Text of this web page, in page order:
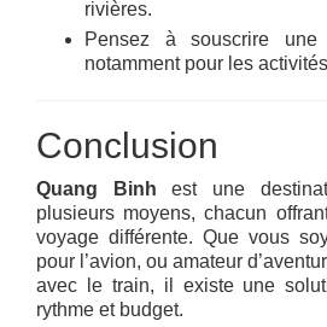
rivières.
Pensez à souscrire une
notamment pour les
Conclusion
Quang Binh est une
plusieurs moyens, chacun
voyage différente. Que vous
pour l’avion, ou amateur
avec le train, il existe une
rythme et budget.